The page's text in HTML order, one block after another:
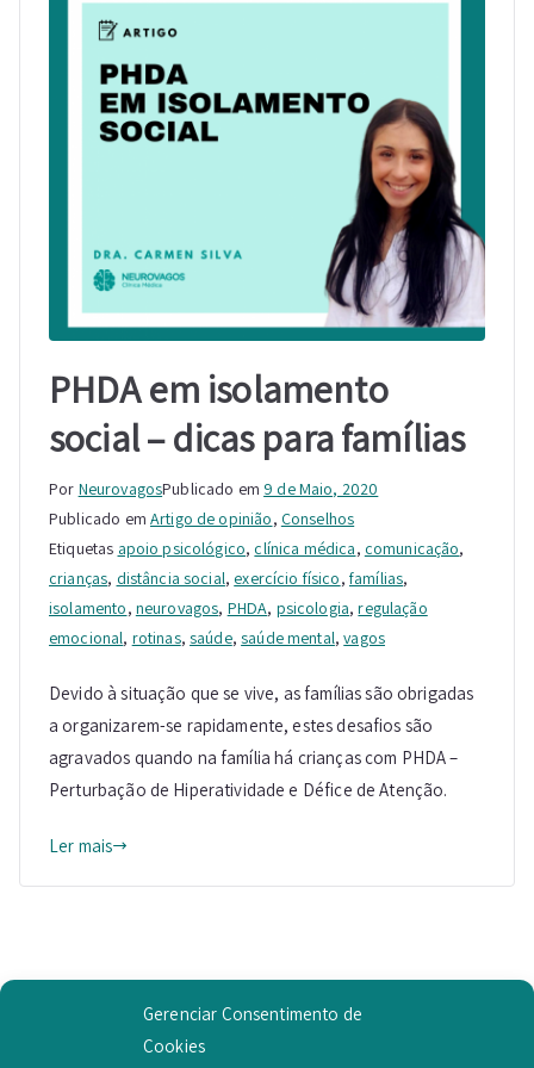
Gerenciar Consentimento de
Cookies
PHDA em isolamento
social – dicas para famílias
Por NeurovagosPublicado em 9 de Maio, 2020
Publicado em Artigo de opinião, Conselhos
Etiquetas apoio psicológico, clínica médica, comunicação,
crianças, distância social, exercício físico, famílias,
isolamento, neurovagos, PHDA, psicologia,regulação
emocional, rotinas,saúde,saúde mental,vagos
Devido à situação que se vive, as famílias são obrigadas
a organizarem-se rapidamente, estes desafios são
agravados quando na família há crianças com PHDA –
Perturbação de Hiperatividade e Défice de Atenção.
Ler mais